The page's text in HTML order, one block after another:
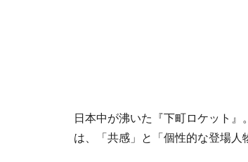
日本中が沸いた『下町ロケット
は、「共感」と「個性的な登場人